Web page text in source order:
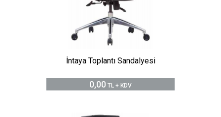
İntaya Toplantı Sandalyesi
0,00 TL + KDV